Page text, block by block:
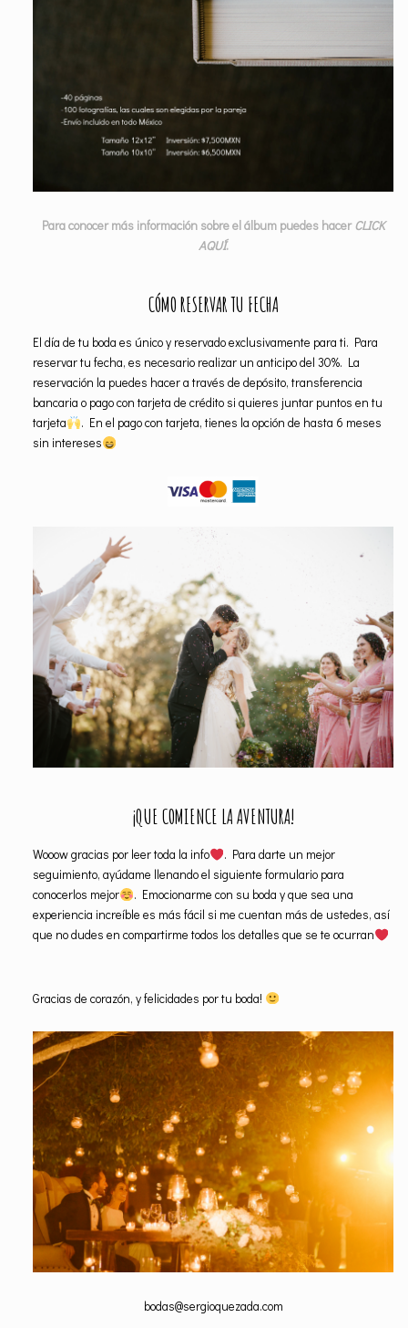
Para conocer más información sobre el álbum puedes hacerCLICK
AQUÍ.
CÓMO RESERVAR TU FECHA
El día de tu boda es único y reservado exclusivamente para ti. Para
reservar tu fecha, es necesario realizar un anticipo del 30%. La
reservación la puedes hacer a través de depósito, transferencia
bancaria o pago con tarjeta de crédito si quieres juntar puntos en tu
tarjeta
. En el pago con tarjeta, tienes la opción de hasta 6 meses
sin intereses
¡QUE COMIENCE LA AVENTURA!
Wooow gracias por leer toda la info
. Para darte un mejor
seguimiento, ayúdame llenando el siguiente formulario para
conocerlos mejor
. Emocionarme con su boda y que sea una
experiencia increíble es más fácil si me cuentan más de ustedes, así
que no dudes en compartirme todos los detalles que se te ocurran
Gracias de corazón, y felicidades por tu boda!
bodas@sergioquezada.com